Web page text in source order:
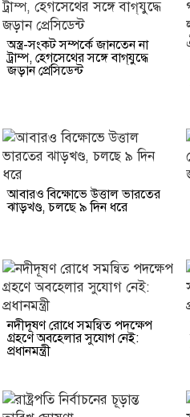
অস্ত্র-সংকট সম্পর্কে জানতেন না
ট্রাম্প, হেগসেথের সঙ্গে বাগ্‌যুদ্ধে
জড়ান প্রেসিডেন্ট
আবারও বিক্ষোভে উত্তাল ভারতের
ঝাড়খণ্ড, চলছে ৯ দিন ধরে
নদীদূষণ রোধে সমন্বিত পদক্ষেপ
গ্রহণে অবহেলার সুযোগ নেই:
প্রধানমন্ত্রী